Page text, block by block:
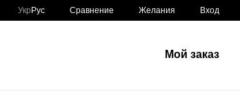
Укр Рус Сравнение Желания Вход
Мой заказ